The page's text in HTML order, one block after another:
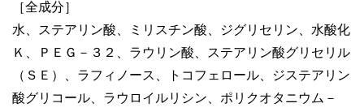
［全成分］
水、ステアリン酸、ミリスチン酸、ジグリセリン、水酸化
Ｋ、ＰＥＧ－３２、ラウリン酸、ステアリン酸グリセリル
（ＳＥ）、ラフィノース、トコフェロール、ジステアリン
酸グリコール、ラウロイルリシン、ポリクオタニウム－